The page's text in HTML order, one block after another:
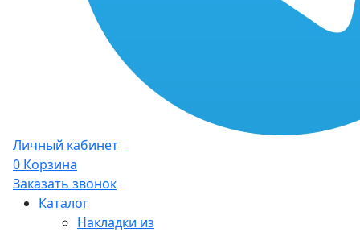
Личный кабинет
0 Корзина
Заказать звонок
Каталог
Накладки из